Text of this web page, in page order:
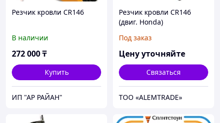
Резчик кровли CR146
В наличии
272 000₸
Купить
ИП "АР РАЙАН"
Резчик кровли CR146
(двиг. Honda)
Под заказ
Цену уточняйте
Связаться
ТОО «ALEMTRADE»